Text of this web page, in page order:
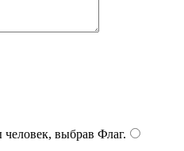
выбрав Флаг.